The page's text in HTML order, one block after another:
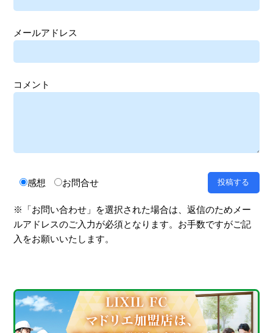
メールアドレス
コメント
感想 お問合せ
※「お問い合わせ」を選択された場合は、返信のためメー
ルアドレスのご入力が必須となります。お手数ですがご記
入をお願いいたします。